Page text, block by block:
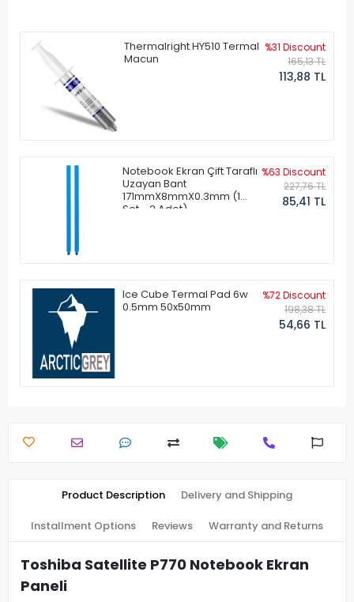
Thermalright HY510 Termal
Macun
%31 Discount
165,13 TL
113,88 TL
Notebook Ekran Çift Taraflı
Uzayan Bant
171mmX8mmX0.3mm (1
Set - 2 Adet)
%63 Discount
227,76 TL
85,41 TL
Ice Cube Termal Pad 6w
0.5mm 50x50mm
%72 Discount
198,38 TL
54,66 TL
Product Description Delivery and Shipping
Installment Options Reviews Warranty and Returns
Toshiba Satellite P770 Notebook Ekran
Paneli